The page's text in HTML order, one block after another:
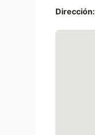
Dirección: